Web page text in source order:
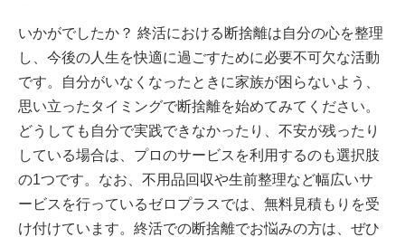
いかがでしたか？ 終活における断捨離は自分の心を整理
し、今後の人生を快適に過ごすために必要不可欠な活動
です。自分がいなくなったときに家族が困らないよう、
思い立ったタイミングで断捨離を始めてみてください。
どうしても自分で実践できなかったり、不安が残ったり
している場合は、プロのサービスを利用するのも選択肢
の1つです。なお、不用品回収や生前整理など幅広いサ
ービスを行っているゼロプラスでは、無料見積もりを受
け付けています。終活での断捨離でお悩みの方は、ぜひ